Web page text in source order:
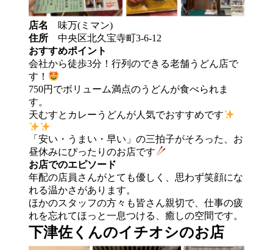
店名 味万(ミマン)
住所中央区北久宝寺町3-6-12
おすすめポイント
会社から徒歩3分！行列のできる老舗うどん店で
す！
750円でボリューム満点のうどんが食べられま
す。
天むすとカレーうどんが人気でおすすめです
「安い・うまい・早い」の三拍子がそろった、お
昼休みにぴったりのお店です
お店でのエピソード
年配の店員さんがとても優しく、思わず笑顔にな
れる温かさがあります。
ほかのスタッフの方々も皆さん親切で、仕事の疲
れを忘れてほっと一息つける、癒しの空間です。
下津佐くんのイチオシのお店